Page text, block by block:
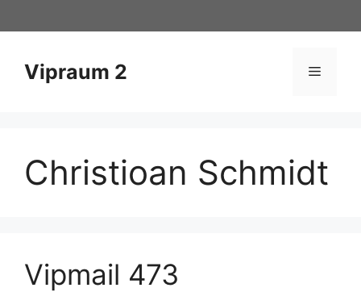
Inhalt
Vipraum 2 Menü
Christioan Schmidt
Vipmail 473